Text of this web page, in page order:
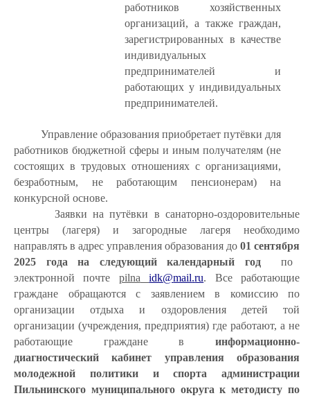
работников хозяйственных
организаций, а также граждан,
зарегистрированных в качестве
индивидуальных
предпринимателей и
работающих у индивидуальных
предпринимателей.
Управление образования приобретает путёвки для
работников бюджетной сферы и иным получателям (не
состоящих в трудовых отношениях с организациями,
безработным, не работающим пенсионерам) на
конкурсной основе.
Заявки на путёвки в санаторно-оздоровительные
центры (лагеря) и загородные лагеря необходимо
направлять в адрес управления образования до 01 сентября
2025 года на следующий календарный год
по
электронной почте pilna idk@mail.ru. Все работающие
граждане обращаются с заявлением в комиссию по
организации отдыха и оздоровления детей той
организации (учреждения, предприятия) где работают, а не
работающие граждане в
информационно-
диагностический кабинет управления образования
молодежной политики и спорта администрации
Пильнинского муниципального округа к методисту по